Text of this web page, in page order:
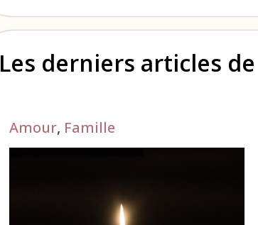
Les derniers articles
Amour, Famille